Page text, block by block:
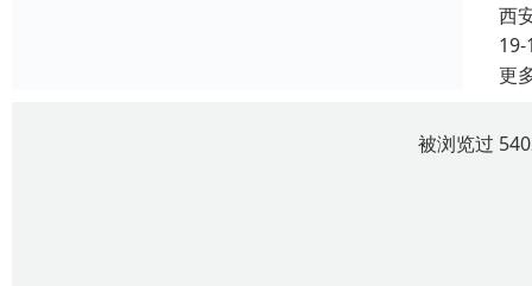
西
19-
更
被浏览过